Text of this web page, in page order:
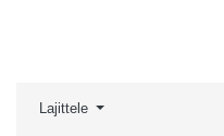
Lajittele